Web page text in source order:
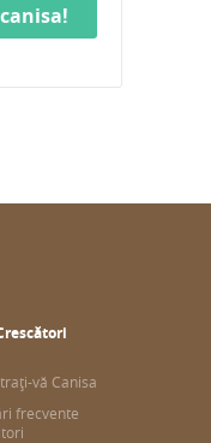
vă Canisa
frecvente